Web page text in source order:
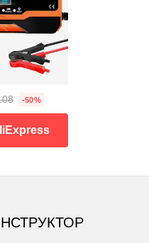
-50%